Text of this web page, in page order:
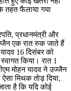
तहत फैलाया गया
प्रधानमंत्री और
एक रात रुक जाते हैं
16 दिसंबर को
किया। रात 1
मोहन यादव ने उज्जैन
मिथक तोड़ दिया,
है कि यदि कोई